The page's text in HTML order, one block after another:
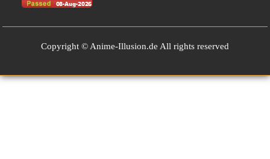
Copyright © Anime-Illusion.de All rights reserved